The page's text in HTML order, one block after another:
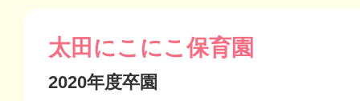
太田にこにこ保育園
2020年度卒園